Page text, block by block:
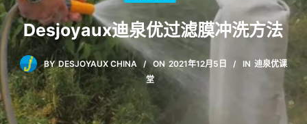
Desjoyaux迪泉优过滤膜冲洗方法
BY DESJOYAUX CHINA ON 2021年12月5日 IN 迪泉优课
堂